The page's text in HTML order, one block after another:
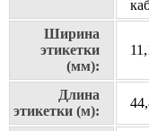
Ширина
этикетки
(мм):
Длина
этикетки (м):